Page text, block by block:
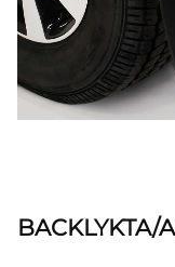
BACKLYKTA/